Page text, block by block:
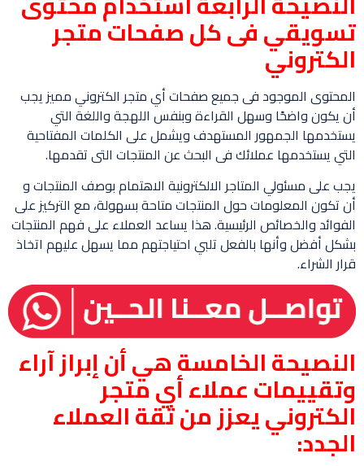
تسويقي فى كل صفحات متجر
الكتروني
المحتوى الموجود فى جميع صفحات أي متجر الكتروني مميز يجب
أن يكون واضحًا وسهل القراءة وبنفس اللهجة واللغة التي
يستخدمها الجمهور المستهدف ويشمل على الكلمات المفتاحية
التي يستخدمها عملائك فى البحث عن المنتجات التى تقدمها.
يجب على مسئولي المتاجر الالكترونية الاهتمام بوصف المنتجات و
أن تكون المعلومات حول المنتجات متاحة بسهولة، مع التركيز على
الفوائد والخصائص الرئيسية. هذا يساعد العملاء على فهم المنتجات
بشكل أفضل وأنها بالفعل تلبي احتياجتهم مما يسهل عليهم اتخاذ
قرار الشراء.
النصيحة الخامسة هي أن إبراز آراء
وتقييمات عملاء أي متجر
الكتروني يعزز من ثقة العملاء
الجدد: